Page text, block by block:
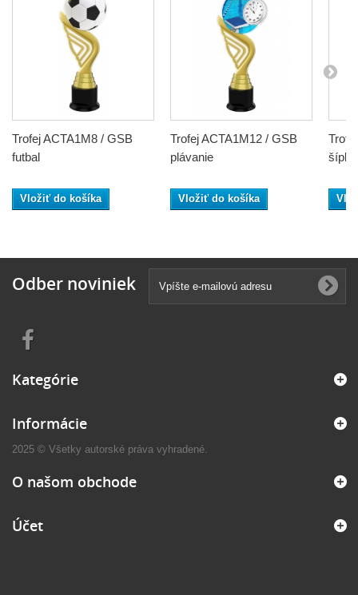
Trofej ACTA1M8 / GSB
futbal
Vložiť do košíka
Trofej ACTA1M12 / GSB
plávanie
Vložiť do košíka
Odber noviniek
Kategórie
Informácie
2025 © Všetky autorské práva vyhradené.
O našom obchode
Účet